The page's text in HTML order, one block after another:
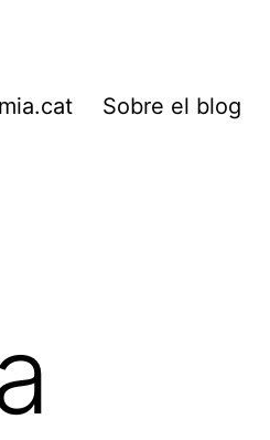
Sobre el blog